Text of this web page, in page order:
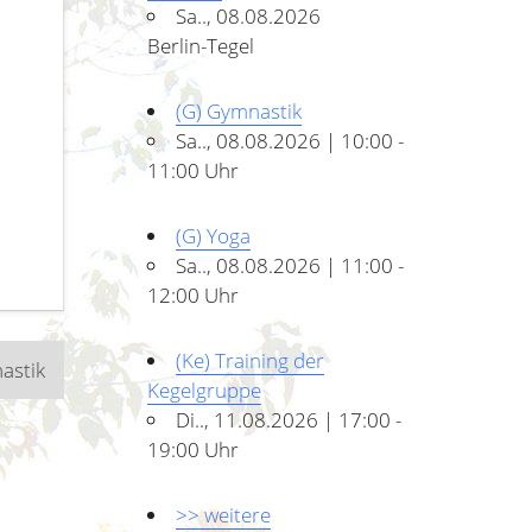
Sa.., 08.08.2026
Berlin-Tegel
(G) Gymnastik
Sa.., 08.08.2026 | 10:00 -
11:00 Uhr
(G) Yoga
Sa.., 08.08.2026 | 11:00 -
12:00 Uhr
(Ke) Training der
Kegelgruppe
Di.., 11.08.2026 | 17:00 -
19:00 Uhr
>> weitere